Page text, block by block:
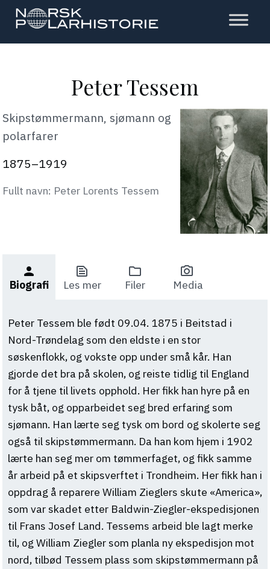
Hopp
hovedinnholdet
Polarhistorie
Peter Tessem
Skipstømmermann, sjømann og
polarfarer
1875–1919
Fullt navn: Peter Lorents Tessem
person
Biografi
text_snippet
Les mer
folder
Filer
photo_camera
Media
Peter Tessem ble født 09.04. 1875 i Beitstad i
Nord-Trøndelag som den eldste i en stor
søskenflokk, og vokste opp under små kår. Han
gjorde det bra på skolen, og reiste tidlig til England
for å tjene til livets opphold. Her fikk han hyre på en
tysk båt, og opparbeidet seg bred erfaring som
sjømann. Han lærte seg tysk om bord og skolerte seg
også til skipstømmermann. Da han kom hjem i 1902
lærte han seg mer om tømmerfaget, og fikk samme
år arbeid på et skipsverftet i Trondheim. Her fikk han i
oppdrag å reparere William Zieglers skute «America»,
som var skadet etter Baldwin-Ziegler-ekspedisjonen
til Frans Josef Land. Tessems arbeid ble lagt merke
til, og William Ziegler som planla ny ekspedisjon mot
nord, tilbød Tessem plass som skipstømmermann på